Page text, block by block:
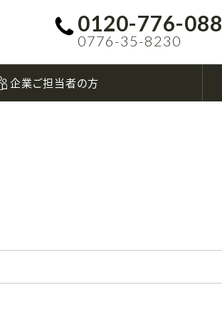
0120-776-088
0776-35-8230
企業ご担当者の方